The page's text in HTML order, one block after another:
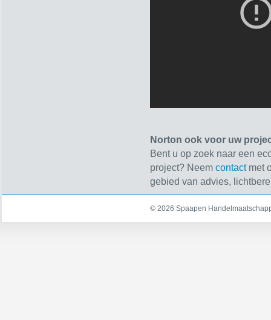
Norton ook voor uw
Bent u op zoek naar een
project? Neem contact met
gebied van advies,
© 2026 Spaapen